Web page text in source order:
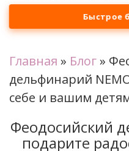
Быстрое
Главная » Блог»
дельфинарий
себе и вашим
Феодосийский
подарите